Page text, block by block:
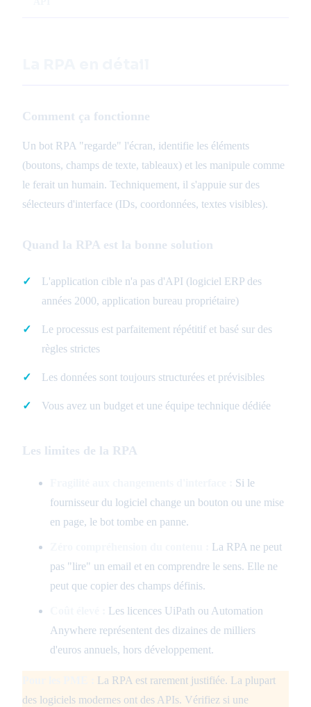
Comment ça fonctionne
Un bot RPA "regarde" l'écran, identifie les éléments
(boutons, champs de texte, tableaux) et les manipule comme
le ferait un humain. Techniquement, il s'appuie sur des
sélecteurs d'interface (IDs, coordonnées, textes visibles).
Quand la RPA est la bonne solution
L'application cible n'a pas d'API (logiciel ERP des
années 2000, application bureau propriétaire)
Le processus est parfaitement répétitif et basé sur des
règles strictes
Les données sont toujours structurées et prévisibles
Vous avez un budget et une équipe technique dédiée
Les limites de la RPA
Si le
fournisseur du logiciel change un bouton ou une mise
en page, le bot tombe en panne.
La RPA ne peut
pas "lire" un email et en comprendre le sens. Elle ne
peut que copier des champs définis.
Les licences UiPath ou Automation
Anywhere représentent des dizaines de milliers
d'euros annuels, hors développement.
La RPA est rarement justifiée. La plupart
des logiciels modernes ont des APIs. Vérifiez si une